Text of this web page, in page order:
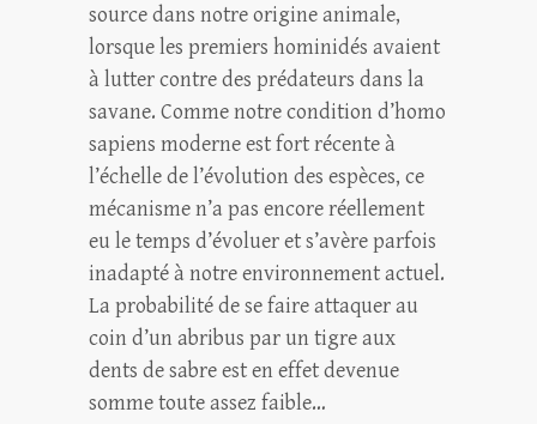
source dans notre origine animale,
lorsque les premiers hominidés avaient
à lutter contre des prédateurs dans la
savane. Comme notre condition d’homo
sapiens moderne est fort récente à
l’échelle de l’évolution des espèces, ce
mécanisme n’a pas encore réellement
eu le temps d’évoluer et s’avère parfois
inadapté à notre environnement actuel.
La probabilité de se faire attaquer au
coin d’un abribus par un tigre aux
dents de sabre est en effet devenue
somme toute assez faible…